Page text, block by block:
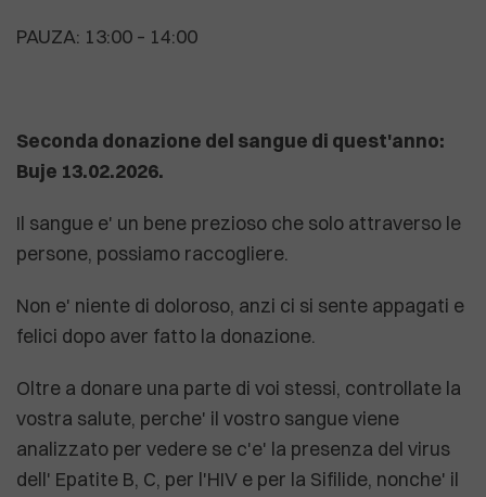
PAUZA: 13:00 – 14:00
Seconda donazione del sangue di quest'anno:
Buje 13.02.2026.
Il sangue e' un bene prezioso che solo attraverso le
persone, possiamo raccogliere.
Non e' niente di doloroso, anzi ci si sente appagati e
felici dopo aver fatto la donazione.
Oltre a donare una parte di voi stessi, controllate la
vostra salute, perche' il vostro sangue viene
analizzato per vedere se c'e' la presenza del virus
dell' Epatite B, C, per l'HIV e per la Sifilide, nonche' il